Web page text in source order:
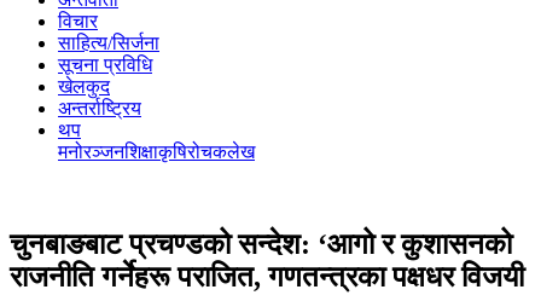
विचार
साहित्य/सिर्जना
सूचना प्रविधि
खेलकुद
अन्तर्राष्ट्रिय
थप
मनोरञ्‍जनशिक्षाकृषिरोचकलेख
चुनबाङबाट प्रचण्डको सन्देश: ‘आगो र कुशासनको
राजनीति गर्नेहरू पराजित, गणतन्त्रका पक्षधर विजयी